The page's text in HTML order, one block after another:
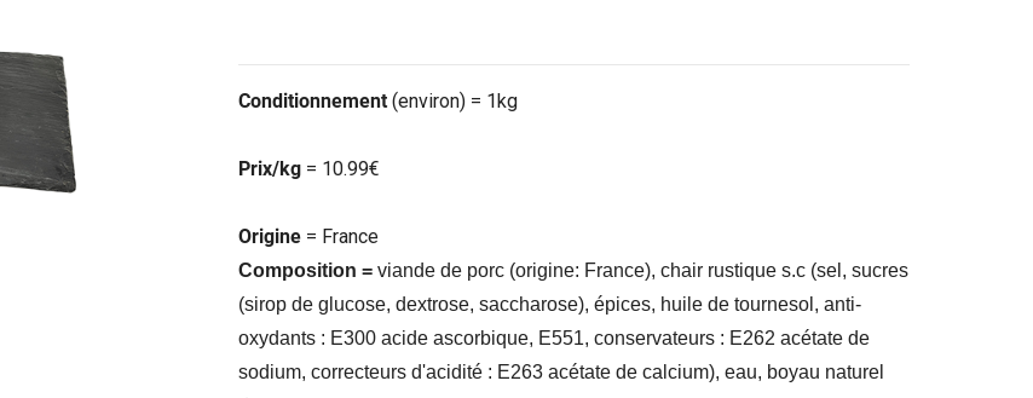
Conditionnement (environ) = 1kg
Prix/kg = 10.99€
Origine = France
Composition = viande de porc (origine: France), chair rustique s.c (sel, sucres
(sirop de glucose, dextrose, saccharose), épices, huile de tournesol, anti-
oxydants : E300 acide ascorbique, E551, conservateurs : E262 acétate de
sodium, correcteurs d'acidité : E263 acétate de calcium), eau, boyau naturel